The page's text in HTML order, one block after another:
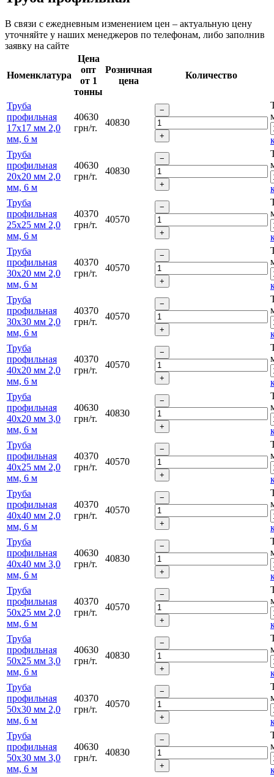
В связи с ежедневным изменением цен – актуальную цену
уточняйте у наших менеджеров по телефонам, либо заполнив
заявку на сайте
Номенклатура
Цена
опт
от 1
тонны
Розничная
цена
Количество
Труба
профильная
17х17 мм 2,0
мм, 6 м
40630
грн/т.
40830
Труба
профильная
20х20 мм 2,0
мм, 6 м
40630
грн/т.
40830
Труба
профильная
25х25 мм 2,0
мм, 6 м
40370
грн/т.
40570
Труба
профильная
30х20 мм 2,0
мм, 6 м
40370
грн/т.
40570
Труба
профильная
30х30 мм 2,0
мм, 6 м
40370
грн/т.
40570
Труба
профильная
40х20 мм 2,0
мм, 6 м
40370
грн/т.
40570
Труба
профильная
40х20 мм 3,0
мм, 6 м
40630
грн/т.
40830
Труба
профильная
40х25 мм 2,0
мм, 6 м
40370
грн/т.
40570
Труба
профильная
40х40 мм 2,0
мм, 6 м
40370
грн/т.
40570
Труба
профильная
40х40 мм 3,0
мм, 6 м
40630
грн/т.
40830
Труба
профильная
50х25 мм 2,0
мм, 6 м
40370
грн/т.
40570
Труба
профильная
50х25 мм 3,0
мм, 6 м
40630
грн/т.
40830
Труба
профильная
50х30 мм 2,0
мм, 6 м
40370
грн/т.
40570
Труба
профильная
50х30 мм 3,0
мм, 6 м
40630
грн/т.
40830